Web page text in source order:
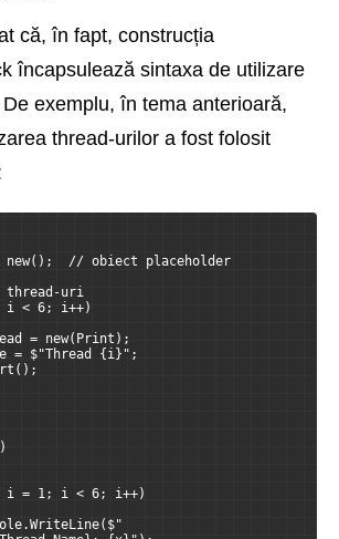
că, în fapt, construcția
încapsulează sintaxa de utilizare
exemplu, în tema anterioară,
thread-urilor a fost folosit
new();  // obiect placeholder
thread-uri
< 6; i++)
= new(Print);
= $"Thread {i}";
1; i < 6; i++)